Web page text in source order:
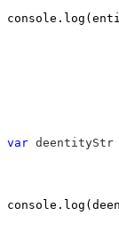
var deentityStr